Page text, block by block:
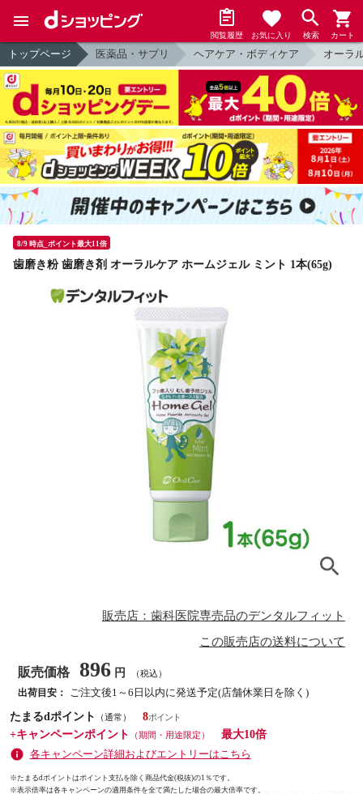
閲覧履歴 お気に入り 検索 カート
トップページ 医薬品・サプリ ヘアケア・ボディケア オーラ
8/9 時点_ポイント最大11倍
歯磨き粉 歯磨き剤 オーラルケア ホームジェル ミント 1本(65g)
販売店：歯科医院専売品のデンタルフィット
この販売店の送料について
販売価格 896 円 （税込）
出荷目安：
ご注文後1～6日以内に発送予定(店舗休業日を除く)
たまるdポイント
（通常）
8
+キャンペーンポイント
（期間・用途限定）
最大10倍
各キャンペーン詳細およびエントリーはこちら
※たまるdポイントはポイント支払を除く商品代金(税抜)の1％です。
※表示倍率は各キャンペーンの適用条件を全て満たした場合の最大倍率です。